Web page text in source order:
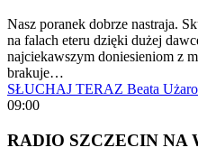
Nasz poranek dobrze nastraja.
na falach eteru dzięki dużej
najciekawszym doniesieniom z
brakuje…
SŁUCHAJ TERAZ Beata
09:00
RADIO SZCZECIN NA